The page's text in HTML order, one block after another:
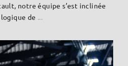
notre équipe s’est inclinée
de ...